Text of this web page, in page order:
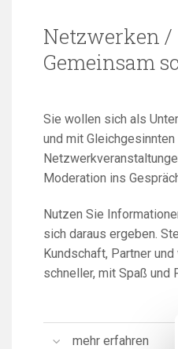
Netzwerken /
Gemeinsam
Sie wollen sich als
und mit
Moderation ins
Nutzen Sie
sich daraus ergeben.
Kundschaft, Partner
schneller, mit Spaß und
mehr erfahren